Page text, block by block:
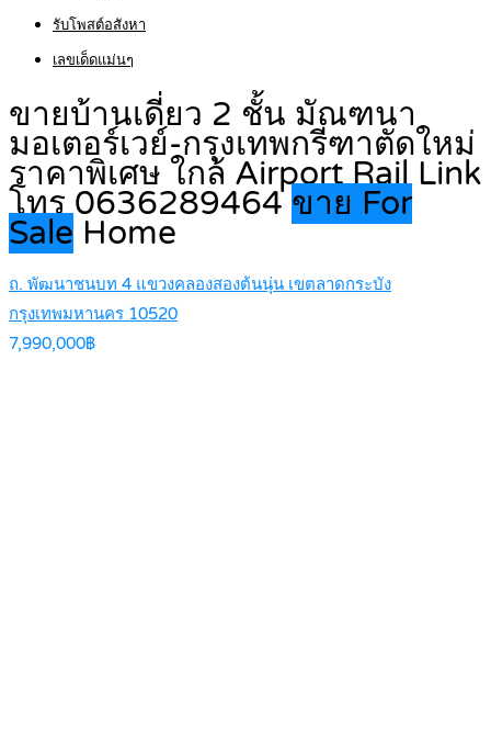
รับโพสต์อสังหา
เลขเด็ดแม่นๆ
ขายบ้านเดี่ยว 2 ชั้น มัณฑนา
มอเตอร์เวย์-กรุงเทพกรีฑาตัดใหม่
ราคาพิเศษ ใกล้ Airport Rail Link
โทร 0636289464ขาย For
Sale Home
ถ. พัฒนาชนบท 4 แขวงคลองสองต้นนุ่น เขตลาดกระบัง
กรุงเทพมหานคร 10520
7,990,000฿